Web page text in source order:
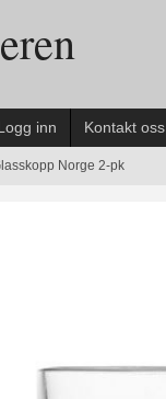
inn Kontakt oss
Norge 2-pk